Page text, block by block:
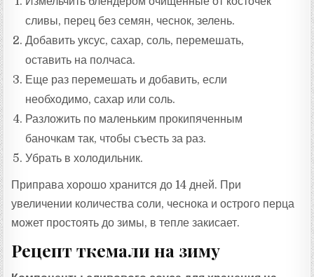
сливы, перец без семян, чеснок, зелень.
Добавить уксус, сахар, соль, перемешать,
оставить на полчаса.
Еще раз перемешать и добавить, если
необходимо, сахар или соль.
Разложить по маленьким прокипяченным
баночкам так, чтобы съесть за раз.
Убрать в холодильник.
Приправа хорошо хранится до 14 дней. При
увеличении количества соли, чеснока и острого перца
может простоять до зимы, в тепле закисает.
Рецепт ткемали на зиму